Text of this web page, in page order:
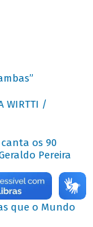
WIRTTI /
os 90
Pereira
que o Mundo